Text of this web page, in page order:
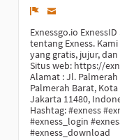
Exnessgo.io
tentang Exness.
yang gratis, jujur,
Situs web: https://
Alamat : Jl. Palmerah
Palmerah Barat,
Jakarta 11480,
Hashtag: #exness
#exness_login
#exness_download